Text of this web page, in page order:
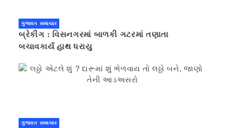
ગુજરાત સમાચાર
બ્રેકીંગ : વિસનગરમાં બાળકી ગટરમાં તણાતા
બચાવકાર્ય હાથ ધરાયુ
ગુજરાત સમાચાર